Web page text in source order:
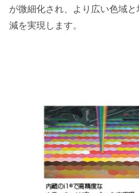
が微細化され、より広い色域
減を実現します。